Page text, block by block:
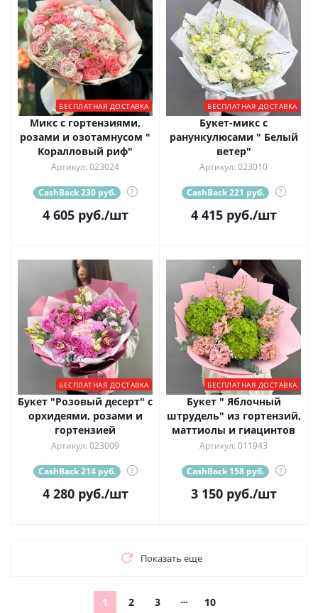
БЕСПЛАТНАЯ ДОСТАВКА
Микс с гортензиями,
розами и озотамнусом "
Коралловый риф"
Артикул: 023024
CashBack 230 руб. ?
4 605руб./шт
БЕСПЛАТНАЯ ДОСТАВКА
Букет-микс с
ранункулюсами " Белый
ветер"
Артикул: 023010
CashBack 221 руб. ?
4 415руб./шт
БЕСПЛАТНАЯ ДОСТАВКА
Букет "Розовый десерт" с
орхидеями, розами и
гортензией
Артикул: 023009
CashBack 214 руб. ?
4 280руб./шт
БЕСПЛАТНАЯ ДОСТАВКА
Букет " Яблочный
штрудель" из гортензий,
маттиолы и гиацинтов
Артикул: 011943
CashBack 158 руб. ?
3 150руб./шт
Показать еще
1 2 3 10